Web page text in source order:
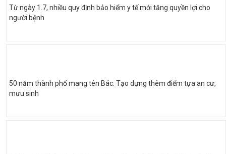
Từ ngày 1.7, nhiều quy định bảo hiểm y tế mới tăng quyền lợi cho
người bệnh
50 năm thành phố mang tên Bác: Tạo dựng thêm điểm tựa an cư,
mưu sinh